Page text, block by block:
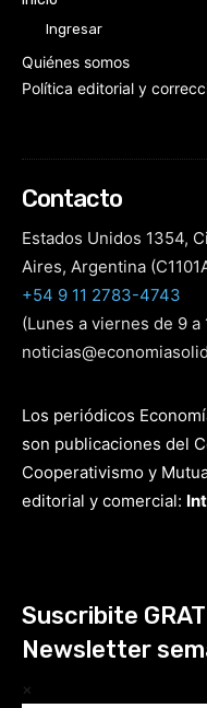
Ingresar
Quiénes somos
Política editorial y
Contacto
Estados Unidos 1354,
Aires, Argentina
+54 9 11 2783-4743
(Lunes a viernes de 9 a
Los periódicos
son publicaciones del
Cooperativismo y
editorial y comercial:
Suscribite
Newsletter
×